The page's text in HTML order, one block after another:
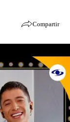
Compartir